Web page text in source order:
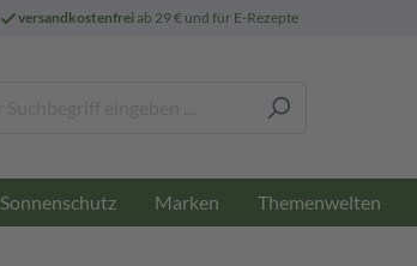
versandkostenfreiab 29 € und für E-Rezepte
Sonnenschutz Marken Themenwelten